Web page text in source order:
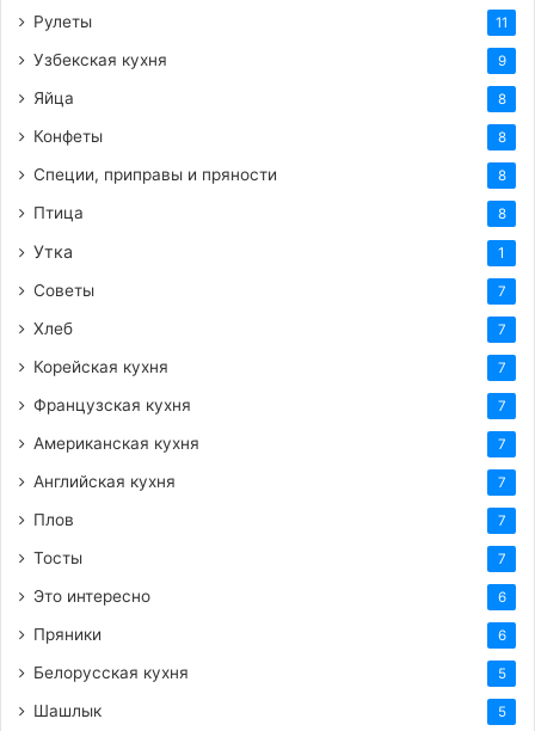
Рулеты 11
Узбекская кухня 9
Яйца 8
Конфеты 8
Специи, приправы и пряности 8
Птица 8
Утка 1
Советы 7
Хлеб 7
Корейская кухня 7
Французская кухня 7
Американская кухня 7
Английская кухня 7
Плов 7
Тосты 7
Это интересно 6
Пряники 6
Белорусская кухня 5
Шашлык 5